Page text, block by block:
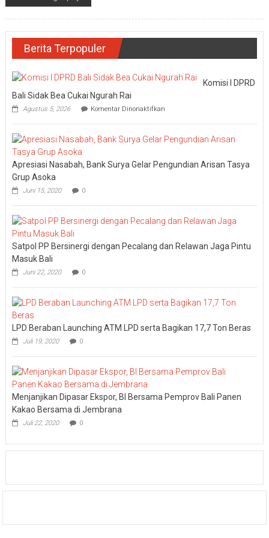
Berita Terpopuler
Komisi I DPRD
Bali Sidak Bea Cukai Ngurah Rai
Agustus 5, 2026 Komentar Dinonaktifkanpada
I
DPRD
Bali
Bea
Apresiasi Nasabah, Bank Surya Gelar Pengundian Arisan Tasya
Grup Asoka
Juni 15, 2020 0
Satpol PP Bersinergi dengan Pecalang dan Relawan Jaga Pintu
Masuk Bali
Juni 22, 2020 0
LPD Beraban Launching ATM LPD serta Bagikan 17,7 Ton Beras
Juli 19, 2020 0
Menjanjikan Dipasar Ekspor, BI Bersama Pemprov Bali Panen
Kakao Bersama di Jembrana
Juli 22, 2020 0